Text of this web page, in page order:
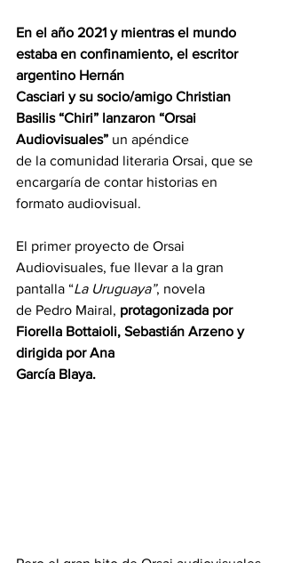
En el año 2021 y mientras el mundo
estaba en confinamiento, el escritor
argentino Hernán
Casciari y su socio/amigo Christian
Basilis “Chiri” lanzaron “Orsai
Audiovisuales” un apéndice
de la comunidad literaria Orsai, que se
encargaría de contar historias en
formato audiovisual.
El primer proyecto de Orsai
Audiovisuales, fue llevar a la gran
pantalla “La Uruguaya”, novela
de Pedro Mairal, protagonizada por
Fiorella Bottaioli, Sebastián Arzeno y
dirigida por Ana
García Blaya.